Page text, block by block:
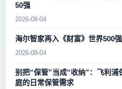
50强
2026-08-04
海尔智家再入《财富》世界500
2026-08-04
别把“保管”当成“收纳”：飞利
庭的日常保管需求